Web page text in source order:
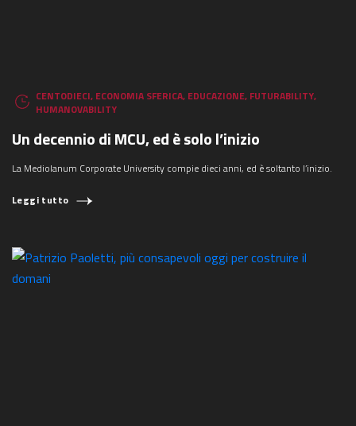
CENTODIECI, ECONOMIA SFERICA, EDUCAZIONE, FUTURABILITY,
HUMANOVABILITY
Un decennio di MCU, ed è solo l’inizio
La Mediolanum Corporate University compie dieci anni, ed è soltanto l’inizio.
Leggi tutto